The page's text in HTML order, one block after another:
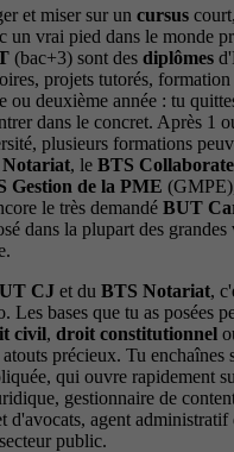
et miser sur un cursus court,
un vrai pied dans le monde
(bac+3) sont des diplômes
projets tutorés, formation
ou deuxième année : tu
dans le concret. Après 1
plusieurs formations
, le BTS
Gestion de la PME
le très demandé BUT
dans la plupart des grandes
CJ et du BTS Notariat,
Les bases que tu as posées
civil, droit constitutionnel
atouts précieux. Tu enchaînes
qui ouvre rapidement
gestionnaire de
d'avocats, agent administratif
public.